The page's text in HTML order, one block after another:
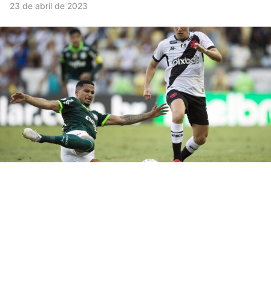
23 de abril de 2023